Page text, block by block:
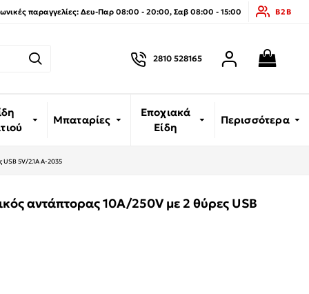
παραγγελίες: Δευ-Παρ 08:00 - 20:00, Σαβ 08:00 - 15:00 B2B
2810 528165
Μπαταρίες
Εποχιακά
Είδη
Περισσότερα
USB 5V/2.1A A-2035
αντάπτορας 10A/250V με 2 θύρες USB